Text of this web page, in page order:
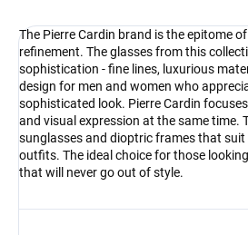
The Pierre Cardin brand is the epitome
refinement. The glasses from this
sophistication - fine lines, luxurious
design for men and women who
sophisticated look. Pierre Cardin
and visual expression at the same time.
sunglasses and dioptric frames that
outfits. The ideal choice for those
that will never go out of style.